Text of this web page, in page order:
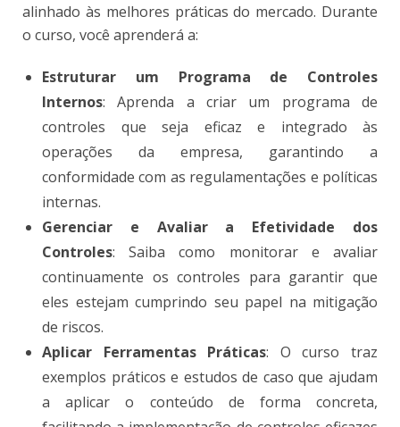
alinhado às melhores práticas do mercado. Durante
o curso, você aprenderá a:
Estruturar um Programa de Controles
Internos: Aprenda a criar um programa de
controles que seja eficaz e integrado às
operações da empresa, garantindo a
conformidade com as regulamentações e políticas
internas​.
Gerenciar e Avaliar a Efetividade dos
Controles: Saiba como monitorar e avaliar
continuamente os controles para garantir que
eles estejam cumprindo seu papel na mitigação
de riscos​.
Aplicar Ferramentas Práticas: O curso traz
exemplos práticos e estudos de caso que ajudam
a aplicar o conteúdo de forma concreta,